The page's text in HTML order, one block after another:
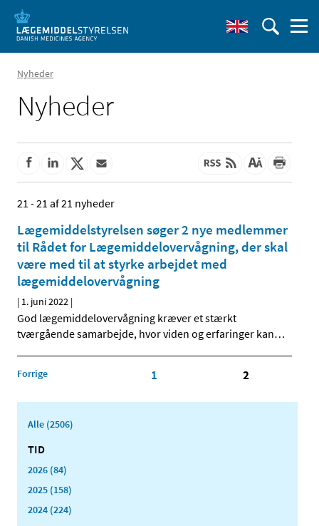
Nyheder
Nyheder
21 - 21 af 21 nyheder
Lægemiddelstyrelsen søger 2 nye medlemmer
til Rådet for Lægemiddelovervågning, der skal
være med til at styrke arbejdet med
lægemiddelovervågning
| 1. juni 2022 |
God lægemiddelovervågning kræver et stærkt
tværgående samarbejde, hvor viden og erfaringer kan…
Forrige 1 2
Alle (2506)
TID
2026 (84)
2025 (158)
2024 (224)